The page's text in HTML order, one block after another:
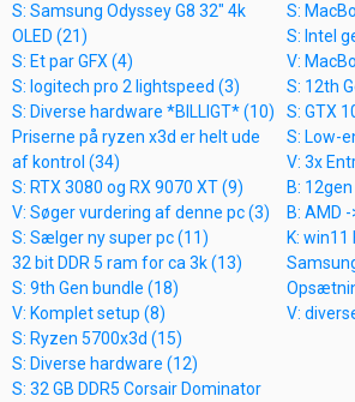
S: Samsung Odyssey G8 32" 4k
OLED (21)
S: Et par GFX (4)
S: logitech pro 2 lightspeed (3)
S: Diverse hardware *BILLIGT* (10)
Priserne på ryzen x3d er helt ude
af kontrol (34)
S: RTX 3080 og RX 9070 XT (9)
V: Søger vurdering af denne pc (3)
S: Sælger ny super pc (11)
32 bit DDR 5 ram for ca 3k (13)
S: 9th Gen bundle (18)
V: Komplet setup (8)
S: Ryzen 5700x3d (15)
S: Diverse hardware (12)
S: 32 GB DDR5 Corsair Dominator
S:
S: Intel
V:
S: 12th
S: GTX
S: Low-
V: 3x
B:
B: AMD
K:
V: